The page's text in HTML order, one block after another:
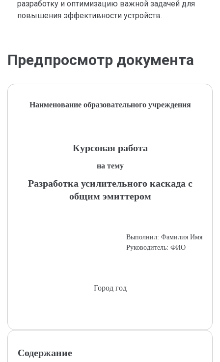
разработку и оптимизацию важной задачей для
повышения эффективности устройств.
Предпросмотр документа
Наименование образовательного учреждения
Курсовая работа
на тему
Разработка усилительного каскада с
общим эмиттером
Выполнил: Фамилия Имя
Руководитель: ФИО
Город год
Содержание